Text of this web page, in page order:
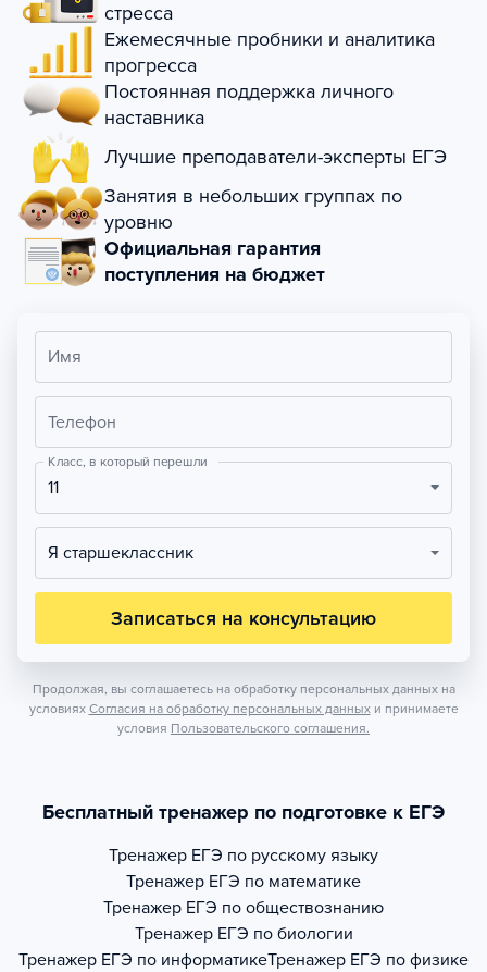
стресса
Ежемесячные пробники и аналитика
прогресса
Постоянная поддержка личного
наставника
Лучшие преподаватели-эксперты ЕГЭ
Занятия в небольших группах по
уровню
Официальная гарантия
поступления на бюджет
Имя
Телефон
Класс, в который перешли
11
Я старшеклассник
Записаться на консультацию
Продолжая, вы соглашаетесь на обработку персональных данных на
условиях Согласия на обработку персональных данных и принимаете
условия Пользовательского соглашения.
Бесплатный тренажер по подготовке к ЕГЭ
Тренажер ЕГЭ по русскому языку
Тренажер ЕГЭ по математике
Тренажер ЕГЭ по обществознанию
Тренажер ЕГЭ по биологии
Тренажер ЕГЭ по информатикеТренажер ЕГЭ по физике